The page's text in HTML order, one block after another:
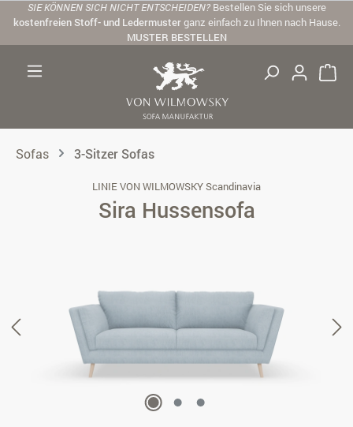
Zum Hauptinhalt springen
SIE KÖNNEN SICH NICHT ENTSCHEIDEN? Bestellen Sie sich unsere
kostenfreien Stoff- und Ledermusterganz einfach zu Ihnen nach Hause.
MUSTER BESTELLEN
Sofas 3-Sitzer Sofas
LINIE VON WILMOWSKY Scandinavia
Sira Hussensofa